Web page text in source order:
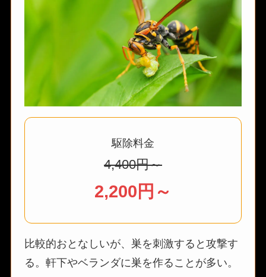
駆除料金
4,400円～
2,200円～
比較的おとなしいが、巣を刺激すると攻撃す
る。軒下やベランダに巣を作ることが多い。